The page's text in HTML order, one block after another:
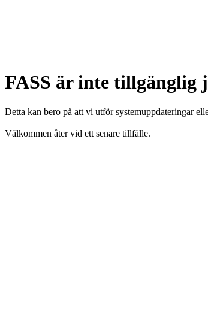
FASS är inte tillgänglig
Detta kan bero på att vi utför systemuppdateringar
Välkommen åter vid ett senare tillfälle.